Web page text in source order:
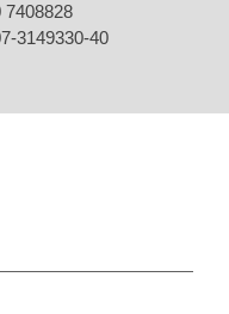
7408828
3149330-40